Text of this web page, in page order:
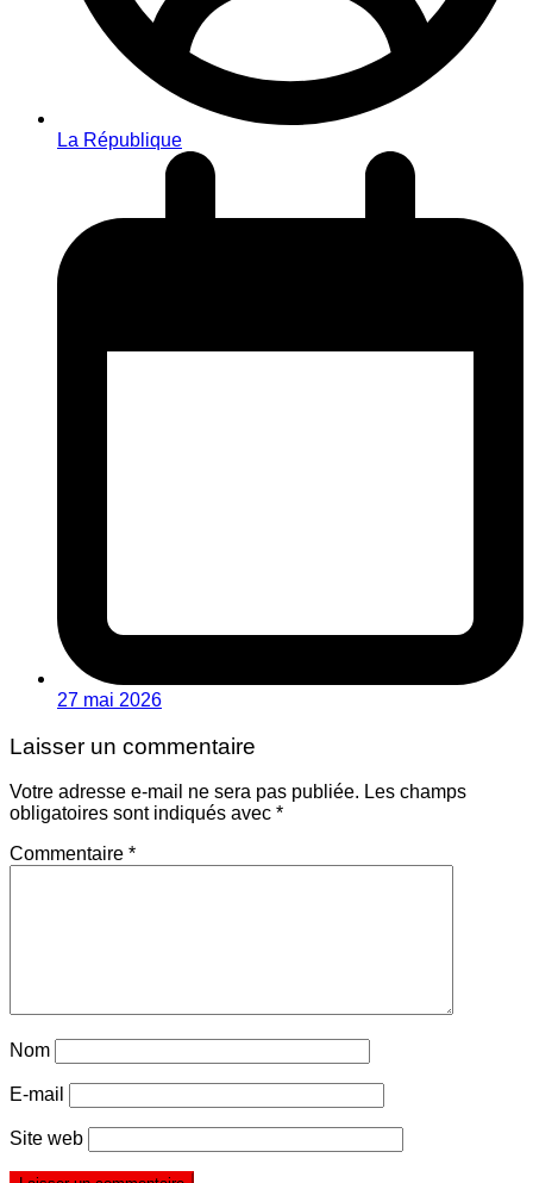
La République
27 mai 2026
Laisser un commentaire
Votre adresse e-mail ne sera pas publiée. Les champs
obligatoires sont indiqués avec *
Commentaire *
Nom
E-mail
Site web